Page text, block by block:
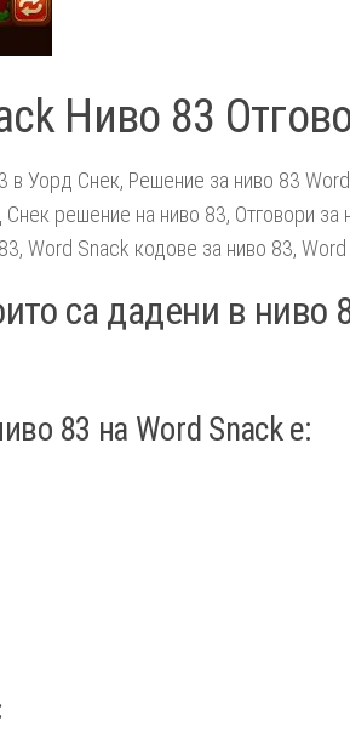
Ниво 83
в Уорд Снек, Решение за ниво 83
решение на ниво 83, Отговори
Word Snack кодове за ниво 83, Word
са дадени в ниво
83 на Word Snack e: